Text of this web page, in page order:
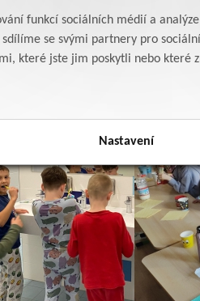
funkcí sociálních médií a
se svými partnery pro
které jste jim poskytli nebo které
Nastavení